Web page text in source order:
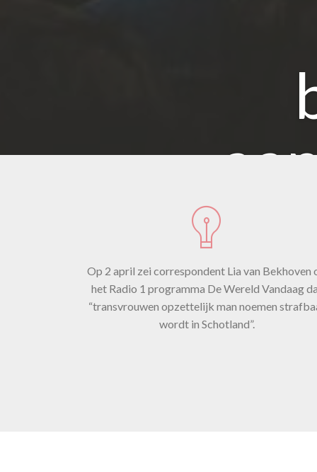
Op 2 april zei correspondent Lia van Bekhoven
het Radio 1 programma De Wereld Vandaag
“transvrouwen opzettelijk man noemen
wordt in Schotland”.